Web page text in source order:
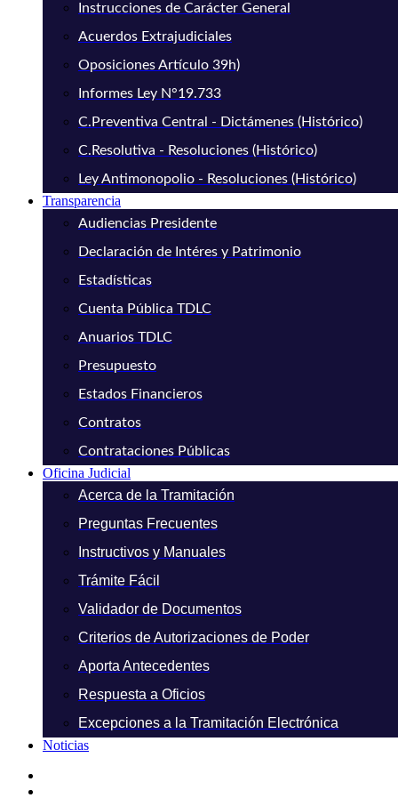
Instrucciones de Carácter General
Acuerdos Extrajudiciales
Oposiciones Artículo 39h)
Informes Ley N°19.733
C.Preventiva Central - Dictámenes (Histórico)
C.Resolutiva - Resoluciones (Histórico)
Ley Antimonopolio - Resoluciones (Histórico)
Transparencia
Audiencias Presidente
Declaración de Intéres y Patrimonio
Estadísticas
Cuenta Pública TDLC
Anuarios TDLC
Presupuesto
Estados Financieros
Contratos
Contrataciones Públicas
Oficina Judicial
Acerca de la Tramitación
Preguntas Frecuentes
Instructivos y Manuales
Trámite Fácil
Validador de Documentos
Criterios de Autorizaciones de Poder
Aporta Antecedentes
Respuesta a Oficios
Excepciones a la Tramitación Electrónica
Noticias